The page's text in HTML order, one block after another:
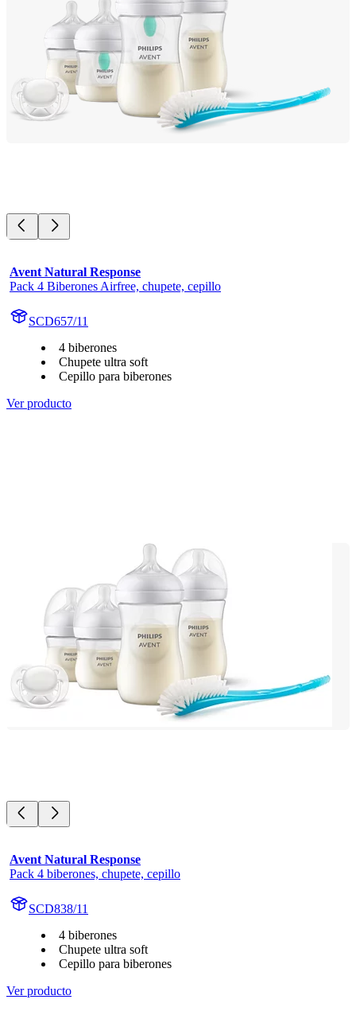
Avent Natural Response
Pack 4 Biberones Airfree, chupete, cepillo
SCD657/11
4 biberones
Chupete ultra soft
Cepillo para biberones
Ver producto
Avent Natural Response
Pack 4 biberones, chupete, cepillo
SCD838/11
4 biberones
Chupete ultra soft
Cepillo para biberones
Ver producto